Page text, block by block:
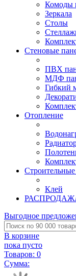
Комоды
Зеркала
Столы
Стеновые
ПВХ
МДФ
Гибкий
Отопление
Строительные
Клей
Выгодное
В корзине
пока пусто
Товаров: 0
Сумма: